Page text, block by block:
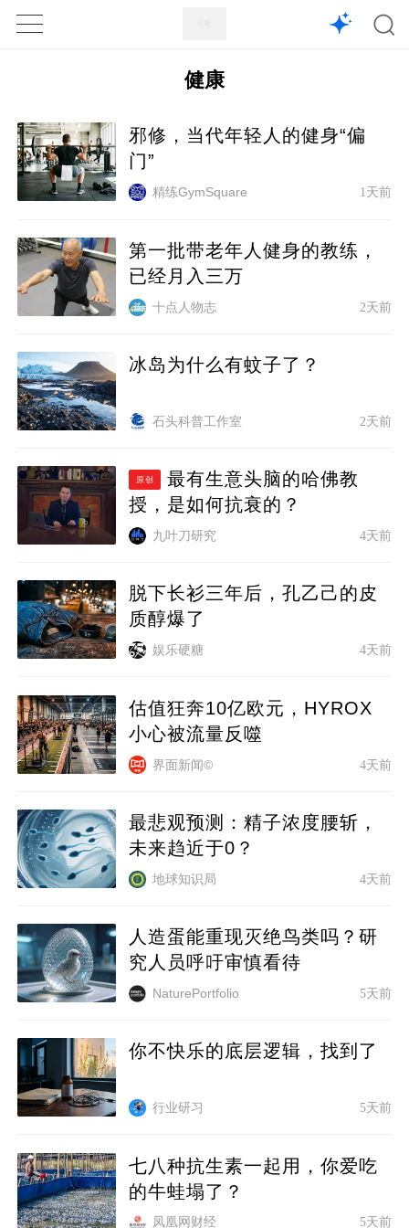
1X
健康
邪修，当代年轻人的健身“偏
门”
精练GymSquare 1天前
第一批带老年人健身的教练，
已经月入三万
十点人物志 2天前
冰岛为什么有蚊子了？
石头科普工作室 2天前
原创
最有生意头脑的哈佛教
授，是如何抗衰的？
九叶刀研究 4天前
脱下长衫三年后，孔乙己的皮
质醇爆了
娱乐硬糖 4天前
估值狂奔10亿欧元，HYROX
小心被流量反噬
界面新闻© 4天前
最悲观预测：精子浓度腰斩，
未来趋近于0？
地球知识局 4天前
人造蛋能重现灭绝鸟类吗？研
究人员呼吁审慎看待
NaturePortfolio 5天前
你不快乐的底层逻辑，找到了
行业研习 5天前
七八种抗生素一起用，你爱吃
的牛蛙塌了？
凤凰网财经 5天前